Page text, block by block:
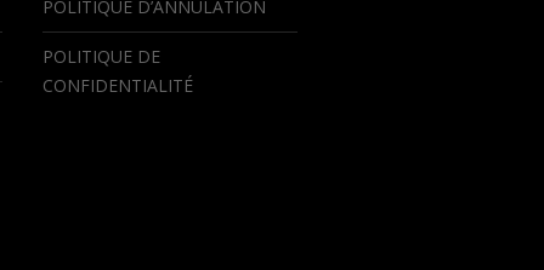
POLITIQUE D’ANNULATION
POLITIQUE DE
CONFIDENTIALITÉ